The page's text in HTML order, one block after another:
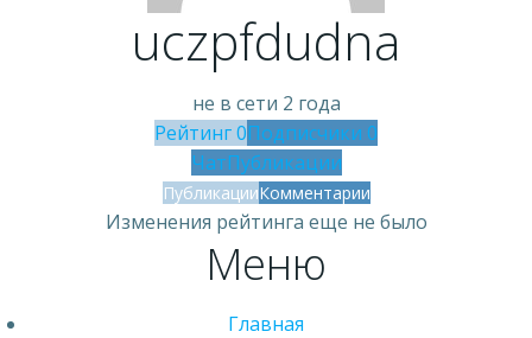
uczpfdudna
не в сети 2 года
Рейтинг0Подписчики 0
ЧатПубликации
ПубликацииКомментарии
Изменения рейтинга еще не было
Меню
Главная